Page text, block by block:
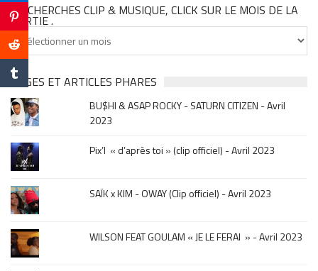
TU CHERCHES CLIP & MUSIQUE, CLICK SUR LE MOIS DE LA
SORTIE .
Tu
cherches
clip
&
musique,
click
sur
le
mois
de
la
sortie
PAGES ET ARTICLES PHARES
BU$HI & ASAP ROCKY - SATURN CITIZEN - Avril
2023
Pix’l « d’après toi » (clip officiel) - Avril 2023
SAÏK x KIM - OWAY (Clip officiel) - Avril 2023
WILSON FEAT GOULAM « JE LE FERAI » - Avril 2023